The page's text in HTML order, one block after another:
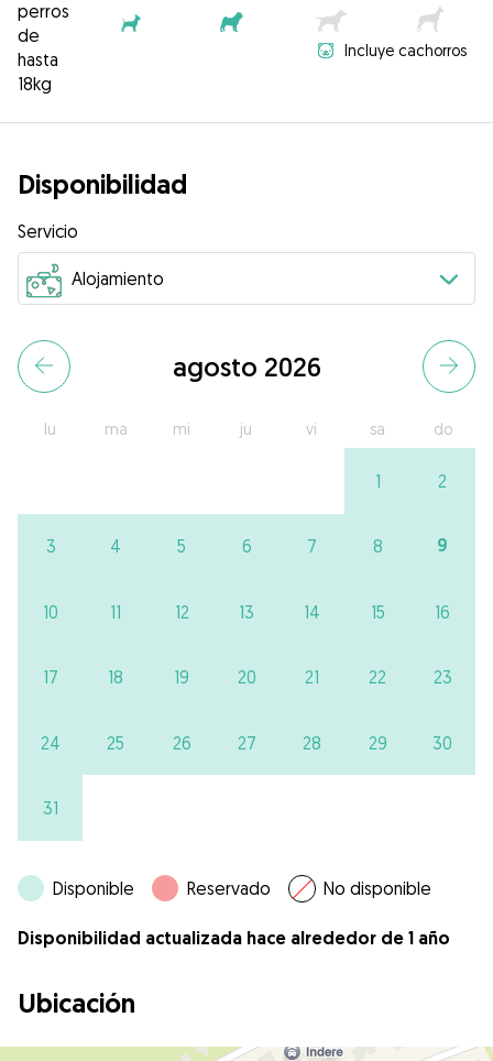
perros
de
hasta
18kg
Incluye cachorros
Disponibilidad
Servicio
agosto 2026
lu ma mi ju vi sa do
1 2
3 4 5 6 7 8 9
10 11 12 13 14 15 16
17 18 19 20 21 22 23
24 25 26 27 28 29 30
31
Disponible Reservado No disponible
Disponibilidad actualizada hace alrededor de 1 año
Ubicación